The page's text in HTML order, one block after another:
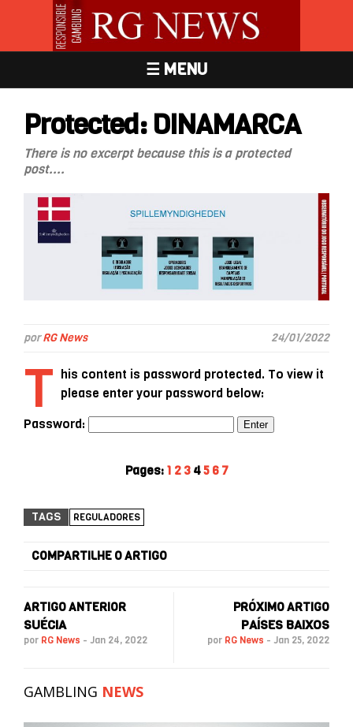
☰ MENU
Protected: DINAMARCA
There is no excerpt because this is a protected
post....
porRG News 24/01/2022
T his content is password protected. To view it
please enter your password below:
Password:
Pages: 1 2 3 45 6 7
TAGS REGULADORES
COMPARTILHE O ARTIGO
ARTIGO ANTERIOR
SUÉCIA
por RG News - Jan 24, 2022
PRÓXIMO ARTIGO
PAÍSES BAIXOS
por RG News - Jan 25, 2022
GAMBLING NEWS